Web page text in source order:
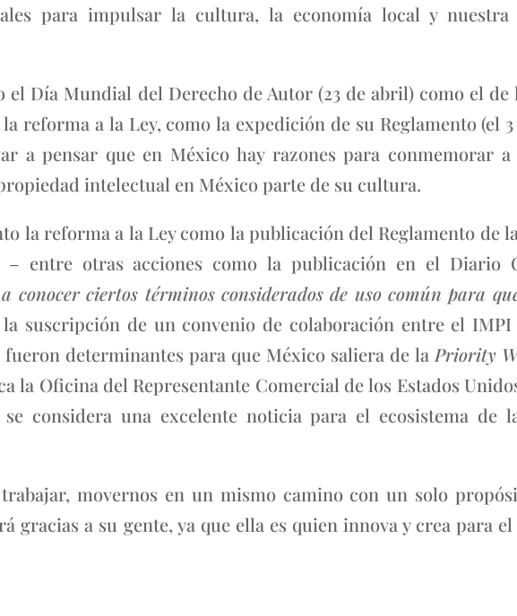
para impulsar la cultura, la economía local y
Día Mundial del Derecho de Autor (23 de abril) como el de
reforma a la Ley, como la expedición de su Reglamento (el
a pensar que en México hay razones para conmemorar
intelectual en México parte de su cultura.
la reforma a la Ley como la publicación del Reglamento de
entre otras acciones como la publicación en el Diario
conocer ciertos términos considerados de uso común para
suscripción de un convenio de colaboración entre el IMPI
determinantes para que México saliera de la Priority
la Oficina del Representante Comercial de los Estados
considera una excelente noticia para el ecosistema de
movernos en un mismo camino con un solo
gracias a su gente, ya que ella es quien innova y crea para